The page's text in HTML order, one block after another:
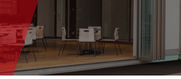
Innovation World